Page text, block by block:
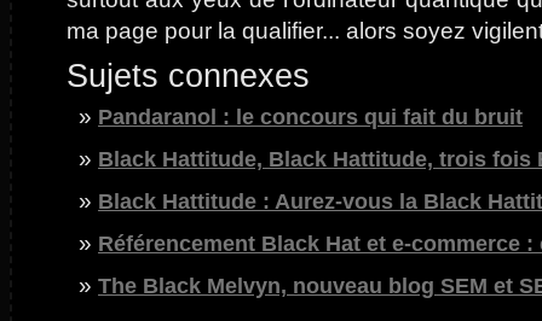
ma page pour la qualifier... alors soyez
Sujets connexes
Pandaranol : le concours qui fait du bruit
Black Hattitude, Black Hattitude, trois fois
Black Hattitude : Aurez-vous la Black
Référencement Black Hat et e-commerce
The Black Melvyn, nouveau blog SEM et